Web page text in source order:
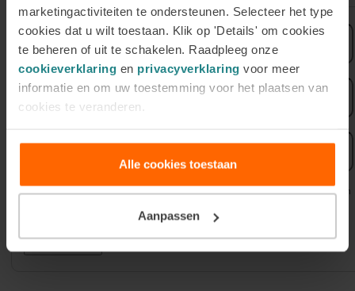
marketingactiviteiten te ondersteunen. Selecteer het type
cookies dat u wilt toestaan. Klik op 'Details' om cookies
te beheren of uit te schakelen. Raadpleeg onze
cookieverklaring en privacyverklaring voor meer
informatie en om uw toestemming voor het plaatsen van
cookies te veranderen.
Alle cookies toestaan
Aanpassen
Voornaam
Achternaam
E-
Uw gegevens worden gebruikt voor het versturen van onze nieuwsbrief zoals omschreven in